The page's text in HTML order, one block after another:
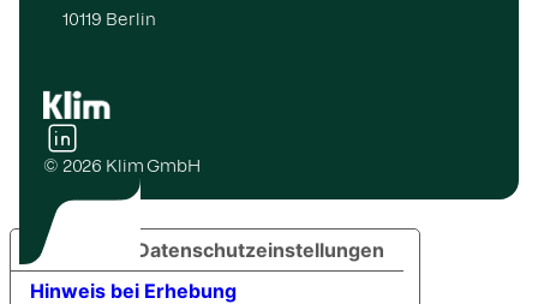
10119 Berlin
© 2026 Klim GmbH
Hinweis bei Erhebung
Ihre Datenschutzeinstellungen